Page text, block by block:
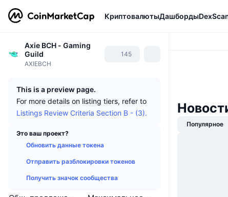
КриптовалютыДашборды
Axie BCH - Gaming
Guild
AXIEBCH
145
This is a preview page.
For more details on listing tiers, refer to
Listings Review Criteria Section B - (3).
Это ваш проект?
Обновить данные токена
Отправить разблокировки токенов
Получить значок сообщества
Популярное